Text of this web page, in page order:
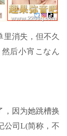
消失，但不久
后小宵こなん
，因为她跳槽换
公司L(简称，不